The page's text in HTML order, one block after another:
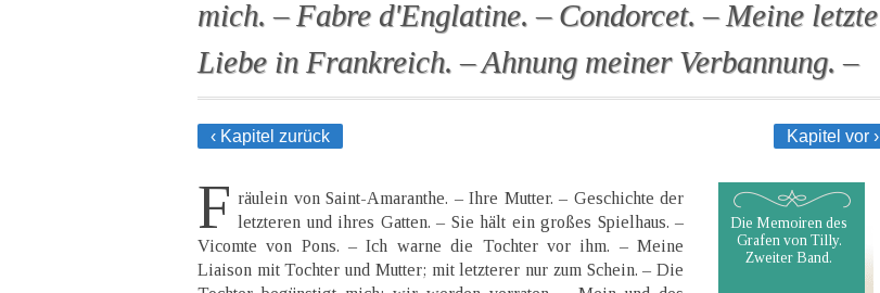
mich. – Fabre d'Englatine. – Condorcet. – Meine letzte
Liebe in Frankreich. – Ahnung meiner Verbannung. –
‹ Kapitel zurück Kapitel vor ›
F räulein von Saint-Amaranthe. – Ihre Mutter. – Geschichte der
letzteren und ihres Gatten. – Sie hält ein großes Spielhaus. –
Vicomte von Pons. – Ich warne die Tochter vor ihm. – Meine
Liaison mit Tochter und Mutter; mit letzterer nur zum Schein. – Die
Die Memoiren des
Grafen von Tilly.
Zweiter Band.